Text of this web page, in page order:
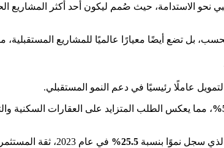
نحو الاستدامة، حيث صُمم ليكون أحد أكثر المشاريع
بل تضع أيضًا معيارًا عالميًا للمشاريع المستقبلية،
عاملًا رئيسيًا في دعم النمو المستقبلي.
، مما يعكس الطلب المتزايد على العقارات السكنية
سجل نموًا بنسبة 25.5%
في عام 2023،